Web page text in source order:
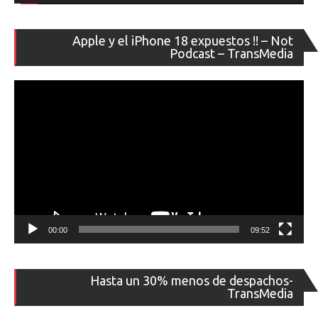
Apple y el iPhone 18 expuestos !! – Not
Podcast – TransMedia
de
00:00 09:52
Hasta un 30% menos de despachos-
TransMedia
de